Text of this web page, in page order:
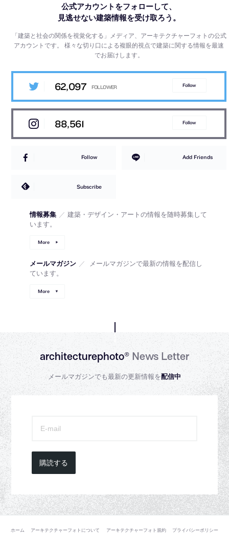
公式アカウントをフォローして、
見逃せない建築情報を受け取ろう。
「建築と社会の関係を視覚化する」メディア、アーキテクチャーフォトの公式
アカウントです。様々な切り口による複眼的視点で建築に関する情報を最速
でお届けします。
62,097 Follow
88,561 Follow
Follow Add Friends
Subscribe
情報募集 ／ 建築・デザイン・アートの情報を随時募集して
います。
More
メールマガジン ／
メールマガジンで最新の情報を配信し
ています。
More
architecturephoto®News Letter
メールマガジンでも最新の更新情報を配信中
購読する
ホーム アーキテクチャーフォトについて アーキテクチャーフォト規約 プライバシーポリシー